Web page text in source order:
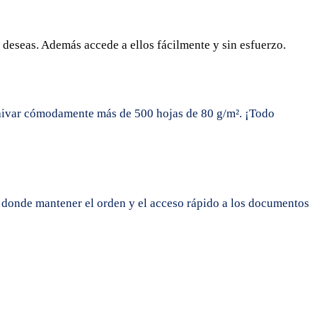
Además accede a ellos fácilmente y sin esfuerzo.
cómodamente más de 500 hojas de 80 g/m². ¡Todo
mantener el orden y el acceso rápido a los documentos